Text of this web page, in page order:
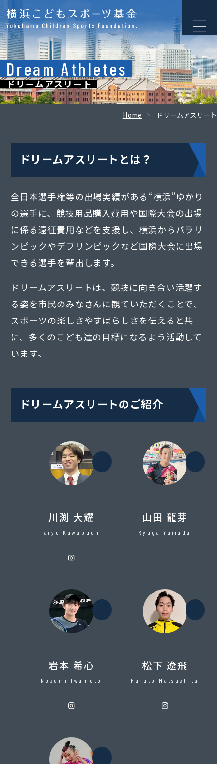
Dream Athletes
ドリームアスリート
Home ドリームアスリート
ドリームアスリートとは？
全日本選手権等の出場実績がある“横浜”ゆかり
の選手に、競技用品購入費用や国際大会の出場
に係る遠征費用などを支援し、横浜からパラリ
ンピックやデフリンピックなど国際大会に出場
できる選手を輩出します。
ドリームアスリートは、競技に向き合い活躍す
る姿を市民のみなさんに観ていただくことで、
スポーツの楽しさやすばらしさを伝えると共
に、多くのこども達の目標になるよう活動して
います。
ドリームアスリートのご紹介
水泳
川渕 大耀
Taiyo Kawabuchi
水
山田 龍芽
Ryuga Yamada
テニス
岩本 希心
Nozomi Iwamoto
水
松下 遼飛
Haruto Matsushita
卓球